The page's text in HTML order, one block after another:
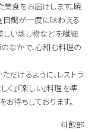
食をお届けします。暁
鯛が一度に味わえる
しい蒸し物などを繊細
なかで、心和む料理の
だけるように、レストラ
く』『楽しい』料理を準
待ちしております。
料飲部